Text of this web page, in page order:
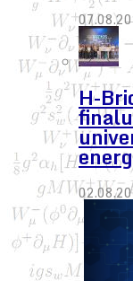
H-